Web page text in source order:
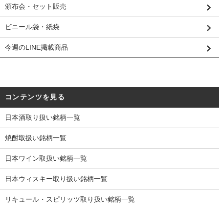
頒布会・セット販売
ビニール袋・紙袋
今週のLINE掲載商品
コンテンツを見る
日本酒取り扱い銘柄一覧
焼酎取扱い銘柄一覧
日本ワイン取扱い銘柄一覧
日本ウィスキー取り扱い銘柄一覧
リキュール・スピリッツ取り扱い銘柄一覧